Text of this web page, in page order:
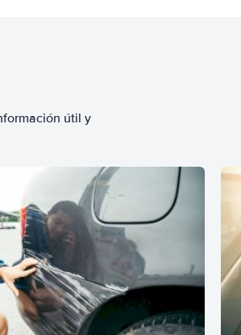
útil y